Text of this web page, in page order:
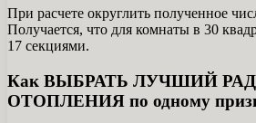
При расчете округлить полученное
Получается, что для комнаты в 30
17 секциями.
Как ВЫБРАТЬ ЛУЧШИЙ
ОТОПЛЕНИЯ по одному